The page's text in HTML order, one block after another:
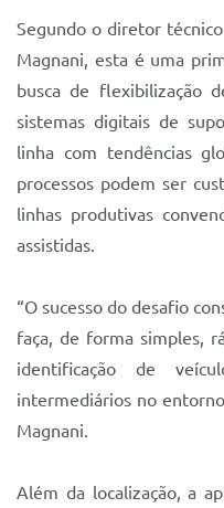
Segundo o diretor
Magnani, esta é uma
busca de flexibilização
sistemas digitais de
linha com tendências
processos podem ser
linhas produtivas
assistidas.
“O sucesso do desafio
faça, de forma simples,
identificação de
intermediários no
Magnani.
Além da localização, a